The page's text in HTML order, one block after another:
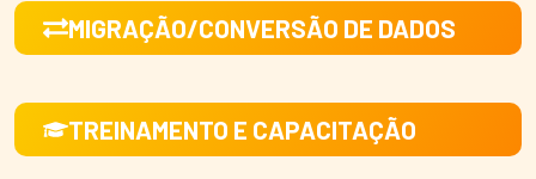
MIGRAÇÃO/CONVERSÃO DE DADOS
TREINAMENTO E CAPACITAÇÃO